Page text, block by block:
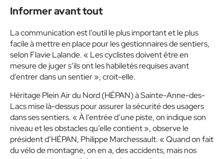
Informer avant tout
La communication est l’outil le plus important et le plus
facile à mettre en place pour les gestionnaires de sentiers,
selon Flavie Lalande. « Les cyclistes doivent être en
mesure de juger s’ils ont les habiletés requises avant
d’entrer dans un sentier », croit-elle.
Héritage Plein Air du Nord (HÉPAN) à Sainte-Anne-des-
Lacs mise là-dessus pour assurer la sécurité des usagers
dans ses sentiers. « À l’entrée d’une piste, on indique son
niveau et les obstacles qu’elle contient », observe le
président d’HÉPAN, Philippe Marchessault. « Quand on fait
du vélo de montagne, on en a, des accidents, mais nos